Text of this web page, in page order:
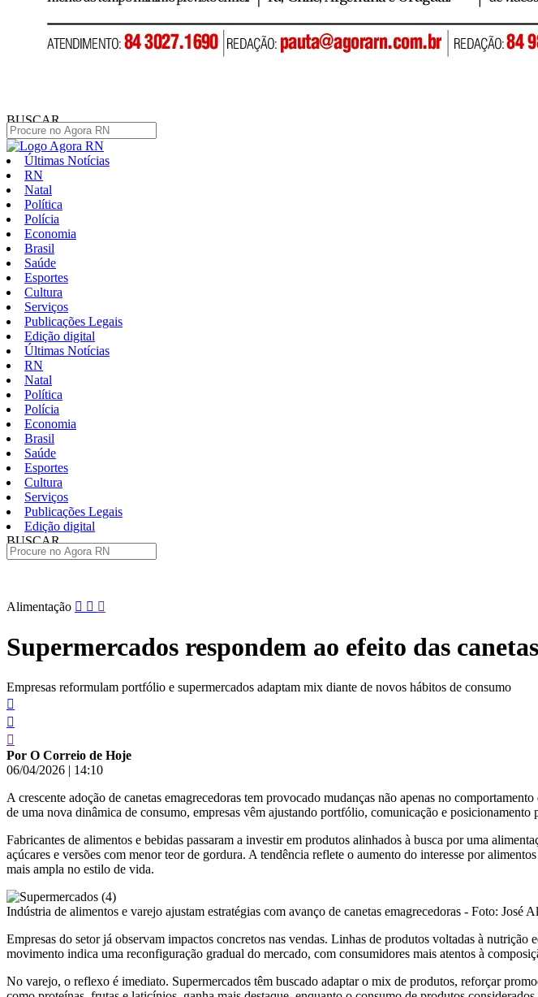
BUSCAR
Últimas Notícias
RN
Natal
Política
Polícia
Economia
Brasil
Saúde
Esportes
Cultura
Serviços
Publicações Legais
Edição digital
Últimas Notícias
RN
Natal
Política
Polícia
Economia
Brasil
Saúde
Esportes
Cultura
Serviços
Publicações Legais
Edição digital
BUSCAR
Pular
conteúdo
Alimentação
Supermercados respondem ao efeito das canetas
Empresas reformulam portfólio e supermercados adaptam mix diante de novos hábitos de consumo
Por O Correio de Hoje
06/04/2026 | 14:10
A crescente adoção de canetas emagrecedoras tem provocado mudanças não apenas no
de uma nova dinâmica de consumo, empresas vêm ajustando portfólio, comunicação e posicionamento
Fabricantes de alimentos e bebidas passaram a investir em produtos alinhados à busca por uma
açúcares e versões com menor teor de gordura. A tendência reflete o aumento do interesse por
mais ampla no estilo de vida.
Indústria de alimentos e varejo ajustam estratégias com avanço de canetas emagrecedoras - Foto: José
Empresas do setor já observam impactos concretos nas vendas. Linhas de produtos voltadas à
movimento indica uma reconfiguração gradual do mercado, com consumidores mais atentos à
No varejo, o reflexo é imediato. Supermercados têm buscado adaptar o mix de produtos, reforçar